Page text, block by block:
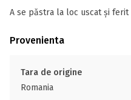
A se păstra la loc uscat și
Provenienta
Tara de origine
Romania